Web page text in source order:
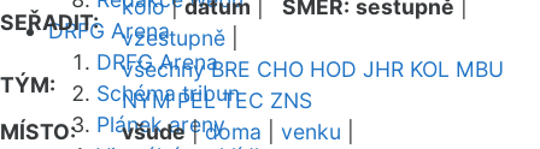
DRFG Arena
DRFG Arena
Schéma tribun
Plánek areny
SEŘADIT:
kolo|datum SMĚR: sestupně
vzestupně
TÝM:
všechny BRE CHO HOD JHR KOL MBU
NYM PEL TEC ZNS
MÍSTO:
všude|doma venku